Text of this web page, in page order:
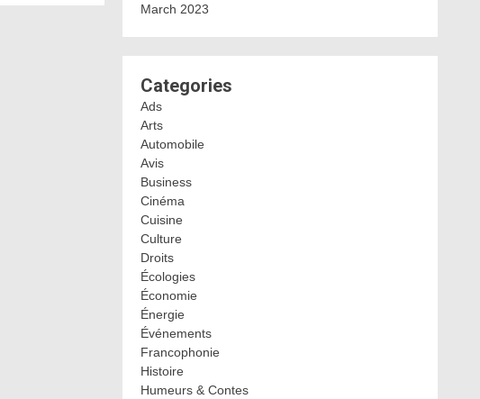
March 2023
Categories
Ads
Arts
Automobile
Avis
Business
Cinéma
Cuisine
Culture
Droits
Écologies
Économie
Énergie
Événements
Francophonie
Histoire
Humeurs & Contes